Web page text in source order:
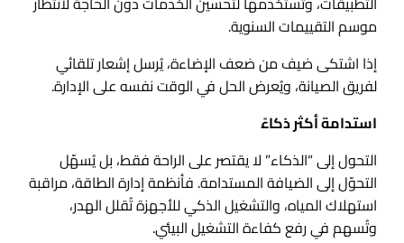
موسم التقييمات السنوية.
إذا اشتكى ضيف من ضعف الإضاءة، يُرسل إشعار تلقائي
لفريق الصيانة، ويُعرض الحل في الوقت نفسه على الإدارة.
استدامة أكثر ذكاءً
التحول إلى “الذكاء” لا يقتصر على الراحة فقط، بل يُسهّل
التحوّل إلى الضيافة المستدامة. فأنظمة إدارة الطاقة، مراقبة
استهلاك المياه، والتشغيل الذكي للأجهزة تُقلل الهدر،
وتُسهم في رفع كفاءة التشغيل البيئي.